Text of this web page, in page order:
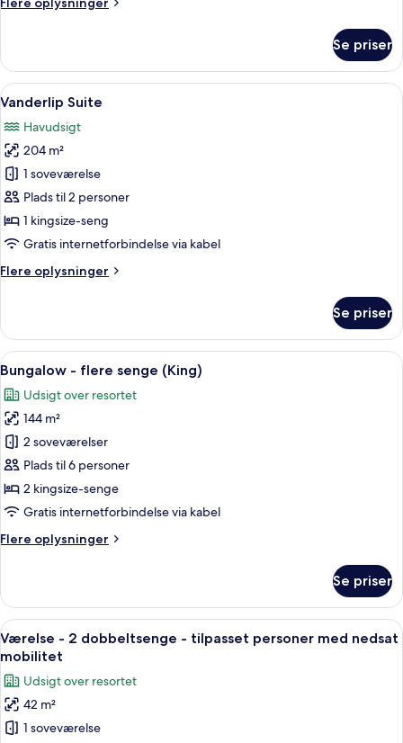
-
flere
senge
Se priser
Indlæs
alle
billeder
af
Vanderlip
Suite
Et hotelværelse med en stor seng,
6
Vanderlip Suite
Havudsigt
204 m²
1 soveværelse
Plads til 2 personer
1 kingsize-seng
Gratis internetforbindelse via kabel
Flere oplysninger
Flere
Suite
Se priser
Indlæs
alle
billeder
af
Bungalow
-
flere
senge
En stue med sofa, sofabord og
6
Bungalow - flere senge (King)
Udsigt over resortet
144 m²
2 soveværelser
Plads til 6 personer
2 kingsize-senge
Gratis internetforbindelse via kabel
Flere oplysninger
Flere
-
flere
senge
(King)
Se priser
Indlæs
alle
billeder
af
Værelse
-
Et hotelværelse med to senge, et
5
Værelse - 2 dobbeltsenge - tilpasset personer med nedsat
mobilitet
Udsigt over resortet
42 m²
1 soveværelse